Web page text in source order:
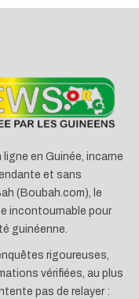
en Guinée, incarne
et sans
(Boubah.com), le
incontournable pour
guinéenne.
rigoureuses,
vérifiées, au plus
pas de relayer :